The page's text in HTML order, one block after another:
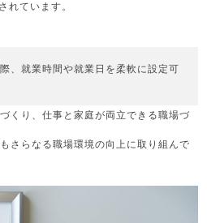
れています。
、就業時間や就業日を柔軟に設定可
くり、仕事と家庭が両立できる職場づ
さらなる職場環境の向上に取り組んで